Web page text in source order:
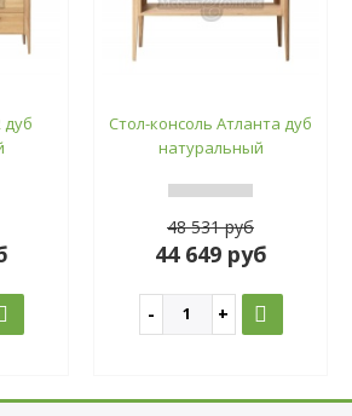
дуб
Стол-консоль Атланта дуб
натуральный
48 531 руб
44 649 руб